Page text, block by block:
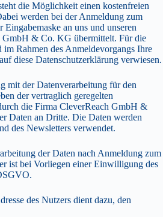
die Möglichkeit einen kostenfreien
werden bei der Anmeldung zum
an uns und unseren
GmbH & Co. KG übermittelt. Für die
Rahmen des Anmeldevorgangs Ihre
diese Datenschutzerklärung verwiesen.
mit der Datenverarbeitung für den
der vertraglich geregelten
die Firma CleverReach GmbH &
Daten an Dritte. Die Daten werden
des Newsletters verwendet.
der Daten nach Anmeldung zum
ist bei Vorliegen einer Einwilligung des
des Nutzers dient dazu, den